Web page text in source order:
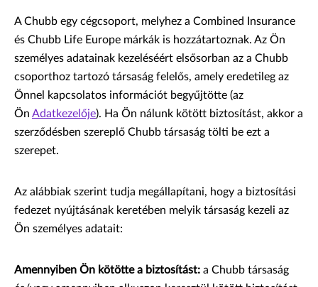
A Chubb egy cégcsoport, melyhez a Combined Insurance
és Chubb Life Europe márkák is hozzátartoznak. Az Ön
személyes adatainak kezeléséért elsősorban az a Chubb
csoporthoz tartozó társaság felelős, amely eredetileg az
Önnel kapcsolatos információt begyűjtötte (az
Ön Adatkezelője). Ha Ön nálunk kötött biztosítást, akkor a
szerződésben szereplő Chubb társaság tölti be ezt a
szerepet.
Az alábbiak szerint tudja megállapítani, hogy a biztosítási
fedezet nyújtásának keretében melyik társaság kezeli az
Ön személyes adatait:
Amennyiben Ön kötötte a biztosítást: a Chubb társaság